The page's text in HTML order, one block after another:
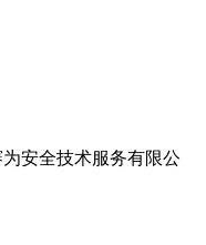
为安全技术服务有限公